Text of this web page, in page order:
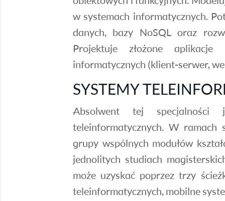
w systemach informatycznych.
danych, bazy NoSQL oraz
Projektuje złożone
informatycznych (klient-serwer,
SYSTEMY
Absolwent tej specjalności
teleinformatycznych. W ramach
grupy wspólnych modułów
jednolitych studiach
może uzyskać poprzez trzy
teleinformatycznych, mobilne